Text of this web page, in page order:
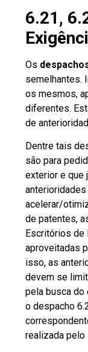
6.21,
Os
semelhantes.
os mesmos,
diferentes.
de
Dentre tais
são para
exterior e que
acelerar/
de patentes,
Escritórios
aproveitadas
isso, as
devem se
pela busca do
o despacho
realizada pelo